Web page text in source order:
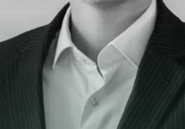
Om oss
Kontakt
Karriär